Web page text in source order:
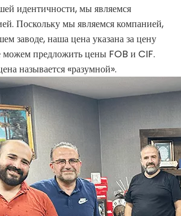
идентичности, мы являемся
Поскольку мы являемся компанией,
заводе, наша цена указана за цену
предложить цены FOB и CIF.
называется «разумной».